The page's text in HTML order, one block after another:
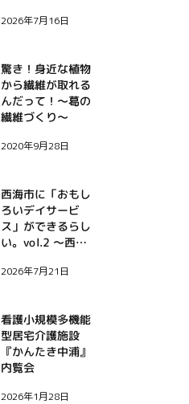
する診療看護師・
2026年7月16日
驚き！身近な植物
から繊維が取れる
んだって！〜葛の
繊維づくり〜
2020年9月28日
西海市に「おもし
ろいデイサービ
ス」ができるらし
い。vol.2 〜西海
がやってきた！〜
2026年7月21日
看護小規模多機能
型居宅介護施設
『かんたき中浦』
内覧会
2026年1月28日